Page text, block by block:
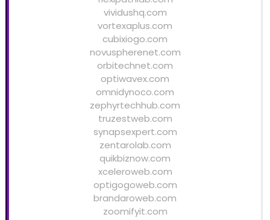
vividushq.com
vortexaplus.com
cubixiogo.com
novuspherenet.com
orbitechnet.com
optiwavex.com
omnidynoco.com
zephyrtechhub.com
truzestweb.com
synapsexpert.com
zentarolab.com
quikbiznow.com
xceleroweb.com
optigogoweb.com
brandaroweb.com
zoomifyit.com